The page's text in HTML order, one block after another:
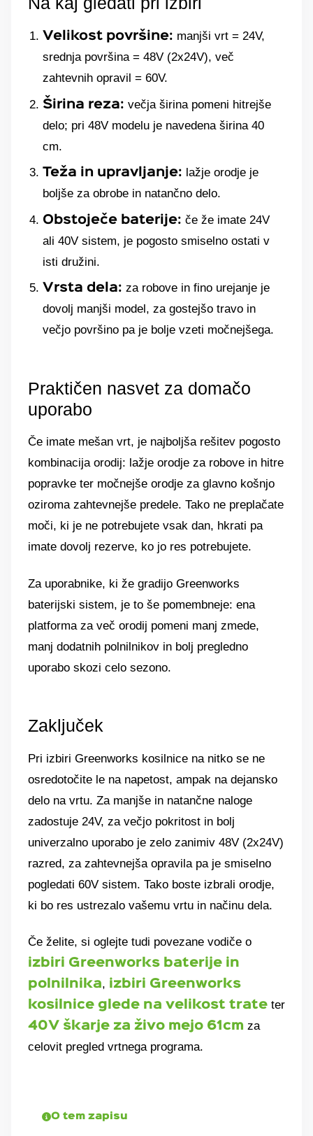
Velikost površine: manjši vrt = 24V,
srednja površina = 48V (2x24V), več
zahtevnih opravil = 60V.
Širina reza: večja širina pomeni hitrejše
delo; pri 48V modelu je navedena širina 40
cm.
Teža in upravljanje: lažje orodje je
boljše za obrobe in natančno delo.
Obstoječe baterije: če že imate 24V
ali 40V sistem, je pogosto smiselno ostati v
isti družini.
Vrsta dela: za robove in fino urejanje je
dovolj manjši model, za gostejšo travo in
večjo površino pa je bolje vzeti močnejšega.
Praktičen nasvet za domačo
uporabo
Če imate mešan vrt, je najboljša rešitev pogosto
kombinacija orodij: lažje orodje za robove in hitre
popravke ter močnejše orodje za glavno košnjo
oziroma zahtevnejše predele. Tako ne preplačate
moči, ki je ne potrebujete vsak dan, hkrati pa
imate dovolj rezerve, ko jo res potrebujete.
Za uporabnike, ki že gradijo Greenworks
baterijski sistem, je to še pomembneje: ena
platforma za več orodij pomeni manj zmede,
manj dodatnih polnilnikov in bolj pregledno
uporabo skozi celo sezono.
Zaključek
Pri izbiri Greenworks kosilnice na nitko se ne
osredotočite le na napetost, ampak na dejansko
delo na vrtu. Za manjše in natančne naloge
zadostuje 24V, za večjo pokritost in bolj
univerzalno uporabo je zelo zanimiv 48V (2x24V)
razred, za zahtevnejša opravila pa je smiselno
pogledati 60V sistem. Tako boste izbrali orodje,
ki bo res ustrezalo vašemu vrtu in načinu dela.
Če želite, si oglejte tudi povezane vodiče o
izbiri Greenworks baterije in
polnilnika, izbiri Greenworks
kosilnice glede na velikost trate ter
40V škarje za živo mejo 61cm za
celovit pregled vrtnega programa.
O tem zapisu